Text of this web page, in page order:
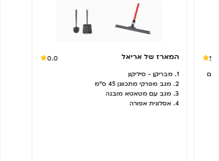
5.0
המארז של אריאל
0.0
1. מבריקן - סיליקון
2. מגב מפרקי מתכוונן 45 ס"מ
3. מגב עם מטאטא מובנה
4. אסלונית אפורה